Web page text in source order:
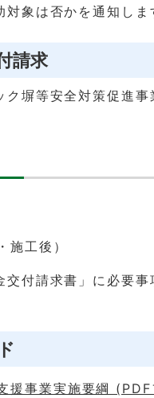
象は否かを通知しま
請求
塀等安全対策促進
施工後）
付請求書」に必要事
援事業実施要綱